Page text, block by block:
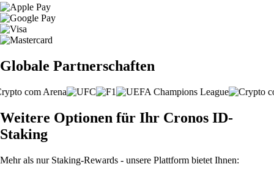
Globale Partnerschaften
Weitere Optionen für Ihr Cronos ID-
Staking
Mehr als nur Staking-Rewards - unsere Plattform bietet Ihnen: